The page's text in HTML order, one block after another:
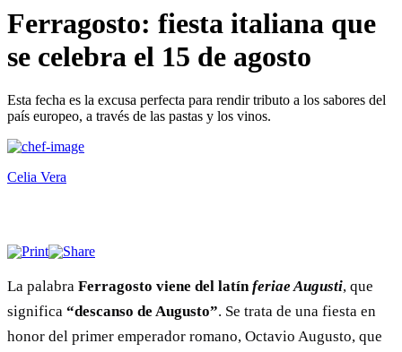
Ferragosto: fiesta italiana que
se celebra el 15 de agosto
Esta fecha es la excusa perfecta para rendir tributo a los sabores del
país europeo, a través de las pastas y los vinos.
Celia Vera
La palabra Ferragosto viene del latínferiae Augusti, que
significa “descanso de Augusto”. Se trata de una fiesta en
honor del primer emperador romano, Octavio Augusto, que